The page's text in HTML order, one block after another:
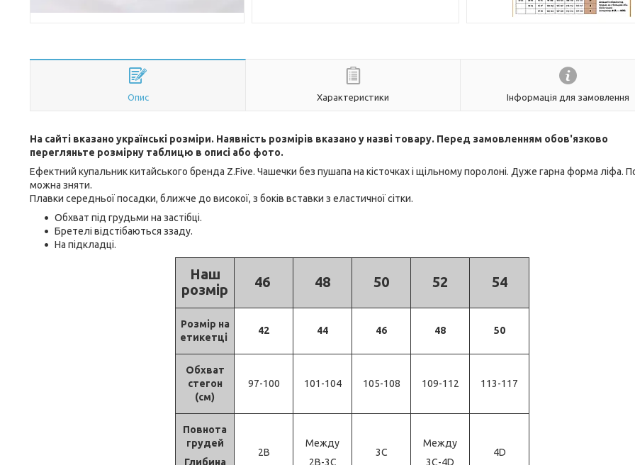
Опис Характеристики Інформація для замовлення
На сайті вказано українські розміри. Наявність розмірів вказано у назві товару. Перед замовленням обов'язково
перегляньте розмірну таблицю в описі або фото.
Ефектний купальник китайського бренда Z.Five. Чашечки без пушапа на кісточках і щільному поролоні. Дуже гарна форма ліфа.
можна зняти.
Плавки середньої посадки, ближче до високої, з боків вставки з еластичної сітки.
Обхват під грудьми на застібці.
Бретелі відстібаються ззаду.
На підкладці.
Наш
розмір
46 48 50 52 54
Розмір на
етикетці
42 44 46 48 50
Обхват
стегон
(см)
97-100 101-104 105-108 109-112 113-117
Повнота
грудей
Глибина
2B
Между
2B-3С
3С
Между
3С-4D
4D